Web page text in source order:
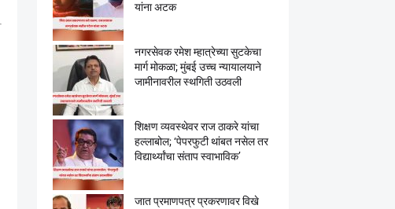
यांना अटक
नगरसेवक रमेश म्हात्रेच्या सुटकेचा
मार्ग मोकळा; मुंबई उच्च न्यायालयाने
जामीनावरील स्थगिती उठवली
शिक्षण व्यवस्थेवर राज ठाकरे यांचा
हल्लाबोल; ‘पेपरफुटी थांबत नसेल तर
विद्यार्थ्यांचा संताप स्वाभाविक’
जात प्रमाणपत्र प्रकरणावर विखे